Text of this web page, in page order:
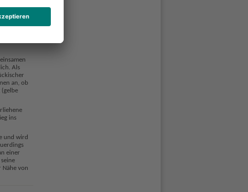
nicht
Als
an, ob
ins
und wird
einer
Nähe von